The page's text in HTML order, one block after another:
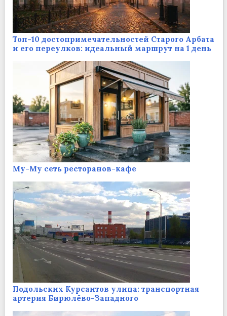
Топ-10 достопримечательностей Старого Арбата
и его переулков: идеальный маршрут на 1 день
Му-Му сеть ресторанов-кафе
Подольских Курсантов улица: транспортная
артерия Бирюлёво-Западного